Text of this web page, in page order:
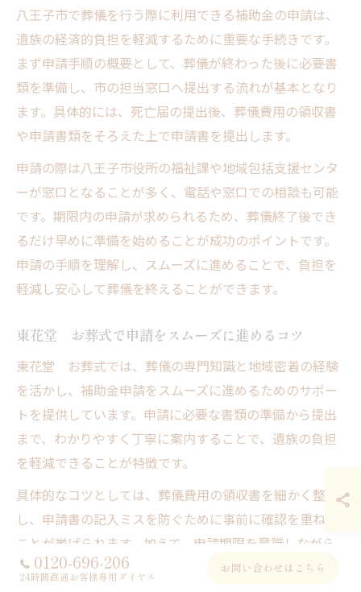
八王子市で葬儀を行う際に利用できる補助金の申請は、
遺族の経済的負担を軽減するために重要な手続きです。
まず申請手順の概要として、葬儀が終わった後に必要書
類を準備し、市の担当窓口へ提出する流れが基本となり
ます。具体的には、死亡届の提出後、葬儀費用の領収書
や申請書類をそろえた上で申請書を提出します。
申請の際は八王子市役所の福祉課や地域包括支援センタ
ーが窓口となることが多く、電話や窓口での相談も可能
です。期限内の申請が求められるため、葬儀終了後でき
るだけ早めに準備を始めることが成功のポイントです。
申請の手順を理解し、スムーズに進めることで、負担を
軽減し安心して葬儀を終えることができます。
東花堂 お葬式で申請をスムーズに進めるコツ
東花堂 お葬式では、葬儀の専門知識と地域密着の経験
を活かし、補助金申請をスムーズに進めるためのサポー
トを提供しています。申請に必要な書類の準備から提出
まで、わかりやすく丁寧に案内することで、遺族の負担
を軽減できることが特徴です。
具体的なコツとしては、葬儀費用の領収書を細かく整理
し、申請書の記入ミスを防ぐために事前に確認を重ねる
ことが挙げられます。加えて、申請期限を意識しながら
計画的に動くことも重要です。東花堂ではこうしたポイ
0120-696-206
24時間直通お客様専用ダイヤル
お問い合わせはこちら